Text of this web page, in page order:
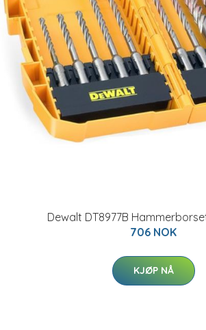
Dewalt DT8977B
706 NOK
KJØP NÅ